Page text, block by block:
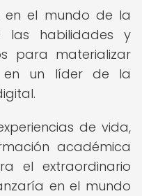
en el mundo de la
las habilidades y
para materializar
en un líder de la
de vida,
académica
el extraordinario
en el mundo